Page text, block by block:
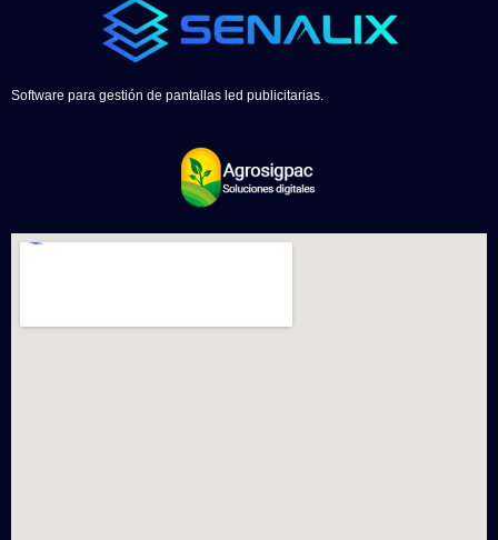
Software para gestión de pantallas led publicitarias.